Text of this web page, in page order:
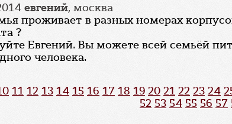
евгений, москва
проживает в разных номерах
?
Евгений. Вы можете всей семьёй
человека.
11 12 13 14 15 16 17 18 19 20 21 22 23 24
52 53 54 55 56 57